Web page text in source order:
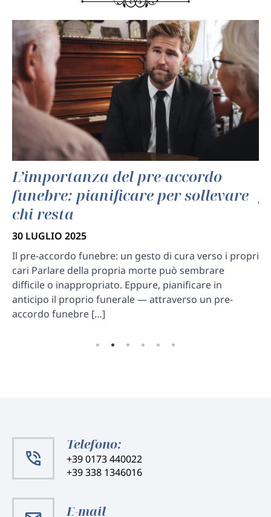
L’importanza del pre-accordo
funebre: pianificare per sollevare
chi resta
30 LUGLIO 2025
Il pre-accordo funebre: un gesto di cura verso i propri
cari Parlare della propria morte può sembrare
difficile o inappropriato. Eppure, pianificare in
anticipo il proprio funerale — attraverso un pre-
accordo funebre […]
Telefono:
+39 0173 440022
+39 338 1346016
E-mail